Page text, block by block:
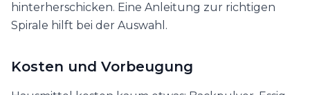
hinterherschicken. Eine Anleitung zur richtigen
Spirale hilft bei der Auswahl.
Kosten und Vorbeugung